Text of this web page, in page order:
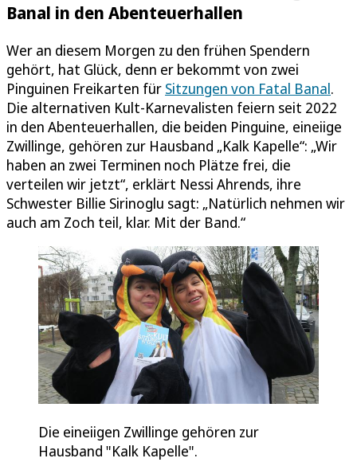
Banal in den Abenteuerhallen
Wer an diesem Morgen zu den frühen Spendern
gehört, hat Glück, denn er bekommt von zwei
Pinguinen Freikarten für Sitzungen von Fatal Banal.
Die alternativen Kult-Karnevalisten feiern seit 2022
in den Abenteuerhallen, die beiden Pinguine, eineiige
Zwillinge, gehören zur Hausband „Kalk Kapelle“: „Wir
haben an zwei Terminen noch Plätze frei, die
verteilen wir jetzt“, erklärt Nessi Ahrends, ihre
Schwester Billie Sirinoglu sagt: „Natürlich nehmen wir
auch am Zoch teil, klar. Mit der Band.“
Die eineiigen Zwillinge gehören zur
Hausband "Kalk Kapelle".